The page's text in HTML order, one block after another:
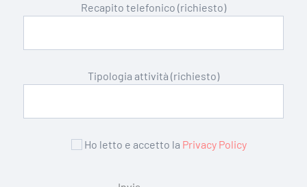
Recapito telefonico (richiesto)
Tipologia attività (richiesto)
Ho letto e accetto la Privacy Policy